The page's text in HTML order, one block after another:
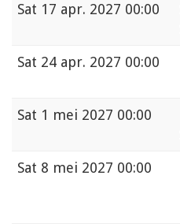
Sat 17 apr. 2027 00:00
Sat 24 apr. 2027 00:00
Sat 1 mei 2027 00:00
Sat 8 mei 2027 00:00